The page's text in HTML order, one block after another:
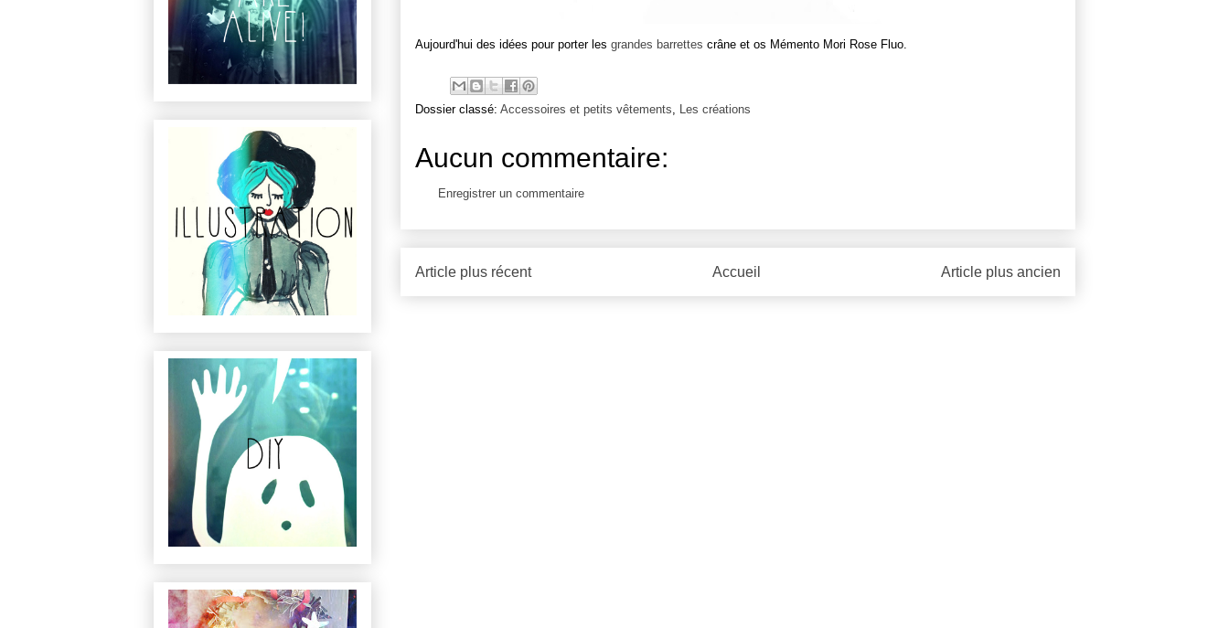
Aujourd'hui des idées pour porter les grandes barrettes crâne et os Mémento Mori Rose Fluo.
Dossier classé: Accessoires et petits vêtements Les créations
Aucun commentaire:
Enregistrer un commentaire
Article plus récent Article plus ancien
Accueil